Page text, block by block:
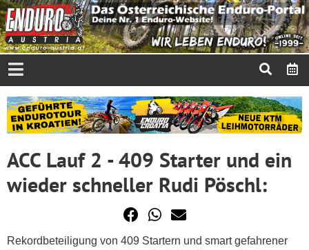
ACC Lauf 2 - 409 Starter und ein
wieder schneller Rudi Pöschl:
Rekordbeteiligung von 409 Startern und smart gefahrener